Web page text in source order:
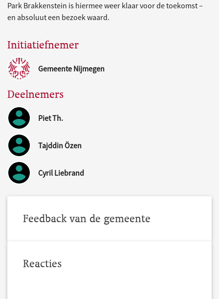
Park Brakkenstein is hiermee weer klaar voor de toekomst –
en absoluut een bezoek waard.
Initiatiefnemer
Gemeente Nijmegen
Deelnemers
Piet Th.
Tajddin Özen
Cyril Liebrand
Feedback van de gemeente
Reacties